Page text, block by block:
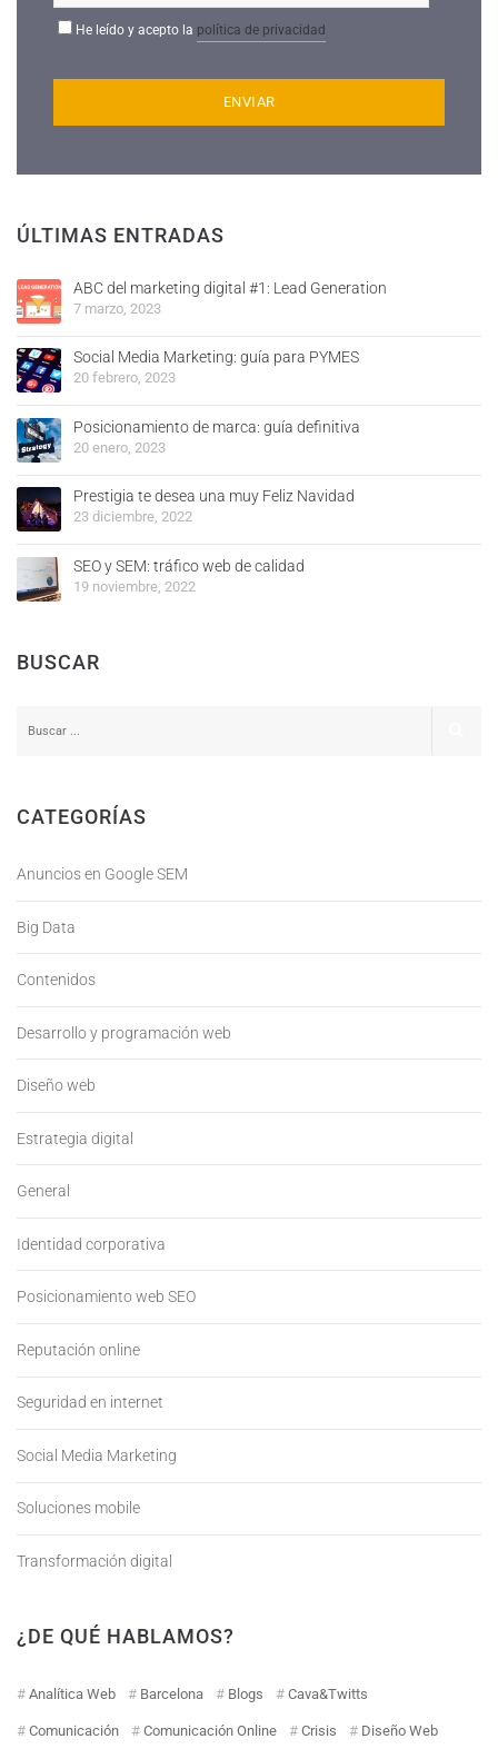
He leído y acepto la política de privacidad
ÚLTIMAS ENTRADAS
ABC del marketing digital #1: Lead Generation
7 marzo, 2023
Social Media Marketing: guía para PYMES
20 febrero, 2023
Posicionamiento de marca: guía definitiva
20 enero, 2023
Prestigia te desea una muy Feliz Navidad
23 diciembre, 2022
SEO y SEM: tráfico web de calidad
19 noviembre, 2022
BUSCAR
CATEGORÍAS
Anuncios en Google SEM
Big Data
Contenidos
Desarrollo y programación web
Diseño web
Estrategia digital
General
Identidad corporativa
Posicionamiento web SEO
Reputación online
Seguridad en internet
Social Media Marketing
Soluciones mobile
Transformación digital
¿DE QUÉ HABLAMOS?
Analítica Web Barcelona Blogs Cava&Twitts
Comunicación Comunicación Online Crisis Diseño Web